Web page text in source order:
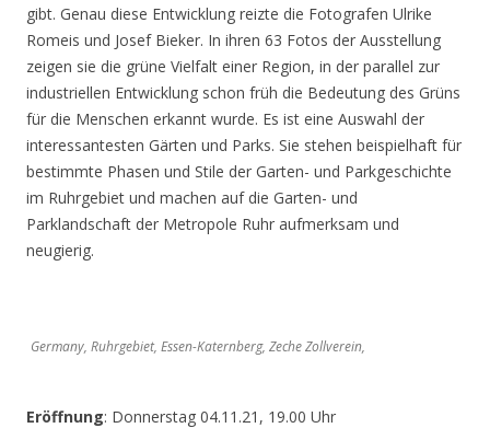
gibt. Genau diese Entwicklung reizte die Fotografen Ulrike
Romeis und Josef Bieker. In ihren 63 Fotos der Ausstellung
zeigen sie die grüne Vielfalt einer Region, in der parallel zur
industriellen Entwicklung schon früh die Bedeutung des Grüns
für die Menschen erkannt wurde. Es ist eine Auswahl der
interessantesten Gärten und Parks. Sie stehen beispielhaft für
bestimmte Phasen und Stile der Garten- und Parkgeschichte
im Ruhrgebiet und machen auf die Garten- und
Parklandschaft der Metropole Ruhr aufmerksam und
neugierig.
Germany, Ruhrgebiet, Essen-Katernberg, Zeche Zollverein,
Eröffnung: Donnerstag 04.11.21, 19.00 Uhr